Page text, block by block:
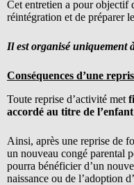
Cet entretien a pour objectif
réintégration et de préparer
Il est organisé uniquement
Conséquences d’une
Toute reprise d’activité met
accordé au titre de
Ainsi, après une reprise de
un nouveau congé parental
pourra bénéficier d’un
naissance ou de l’adoption